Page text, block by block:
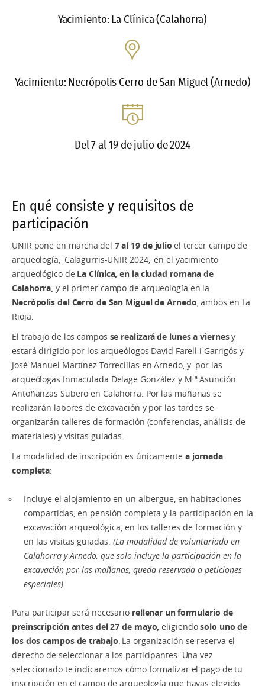
Yacimiento: La Clínica (Calahorra)
Yacimiento: Necrópolis Cerro de San Miguel (Arnedo)
Del 7 al 19 de julio de 2024
En qué consiste y requisitos de
participación
UNIR pone en marcha del 7 al 19 de julio el tercer campo de
arqueología, Calagurris-UNIR 2024, en el yacimiento
arqueológico de La Clínica, en la ciudad romana de
Calahorra, y el primer campo de arqueología en la
Necrópolis del Cerro de San Miguel de Arnedo, ambos en La
Rioja.
El trabajo de los campos se realizará de lunes a viernesy
estará dirigido por los arqueólogos David Farell i Garrigós y
José Manuel Martínez Torrecillas en Arnedo, y por las
arqueólogas Inmaculada Delage González y M.ª Asunción
Antoñanzas Subero en Calahorra. Por las mañanas se
realizarán labores de excavación y por las tardes se
organizarán talleres de formación (conferencias, análisis de
materiales) y visitas guiadas.
La modalidad de inscripción es únicamente a jornada
completa:
Incluye el alojamiento en un albergue, en habitaciones
compartidas, en pensión completa y la participación en la
excavación arqueológica, en los talleres de formación y
en las visitas guiadas. (La modalidad de voluntariado en
Calahorra y Arnedo, que solo incluye la participación en la
excavación por las mañanas, queda reservada a peticiones
especiales)
Para participar será necesario rellenar un formulario de
preinscripción antes del 27 de mayo, eligiendosolo uno de
los dos campos de trabajo. La organización se reserva el
derecho de seleccionar a los participantes. Una vez
seleccionado te indicaremos cómo formalizar el pago de tu
inscripción en el campo de arqueología que hayas elegido.